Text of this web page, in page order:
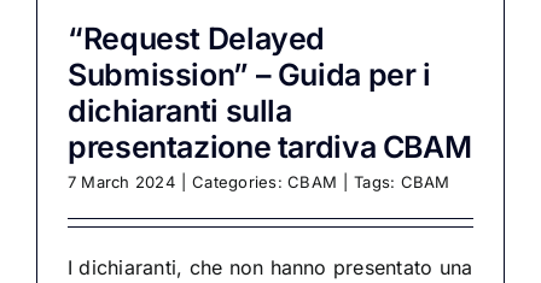
“Request Delayed
Submission” – Guida per i
dichiaranti sulla
presentazione tardiva CBAM
7 March 2024 Categories:CBAM Tags: CBAM
I dichiaranti, che non hanno presentato una